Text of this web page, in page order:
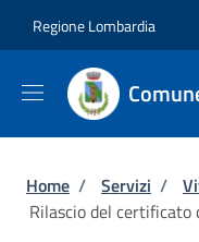
Regione Lombardia
Briciole di
Home / Servizi /
Rilascio del